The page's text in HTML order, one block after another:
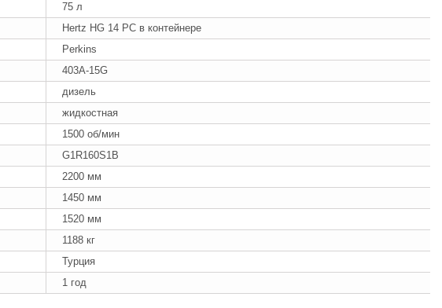
75 л
Hertz HG 14 PC в контейнере
Perkins
403A-15G
дизель
жидкостная
1500 об/мин
G1R160S1B
2200 мм
1450 мм
1520 мм
1188 кг
Турция
1 год